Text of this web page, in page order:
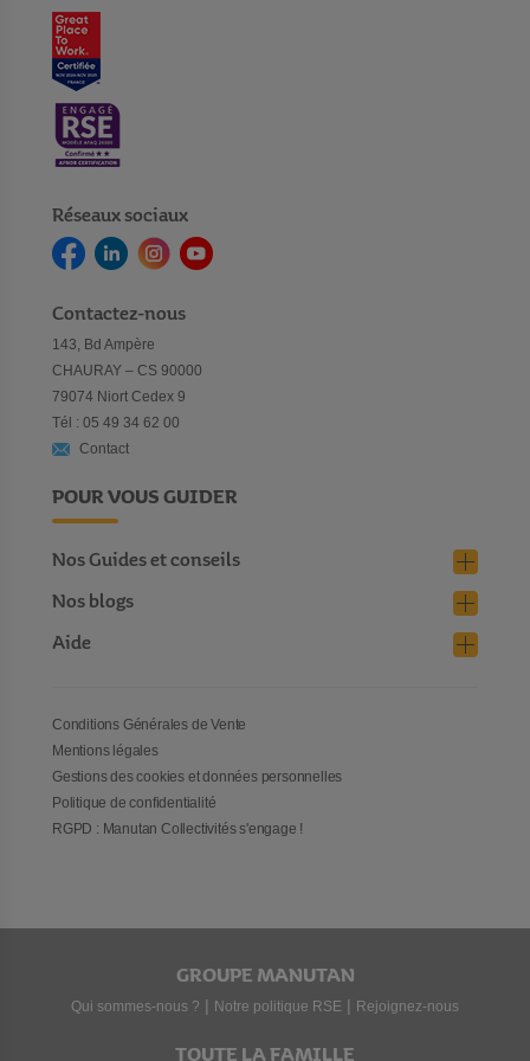
Réseaux sociaux
Contactez-nous
143, Bd Ampère
CHAURAY – CS 90000
79074 Niort Cedex 9
Tél : 05 49 34 62 00
Contact
POUR VOUS GUIDER
Nos Guides et conseils
Nos blogs
Aide
Conditions Générales de Vente
Mentions légales
Gestions des cookies et données personnelles
Politique de confidentialité
RGPD : Manutan Collectivités s'engage !
GROUPE MANUTAN
Qui sommes-nous ? | Notre politique RSE | Rejoignez-nous
TOUTE LA FAMILLE